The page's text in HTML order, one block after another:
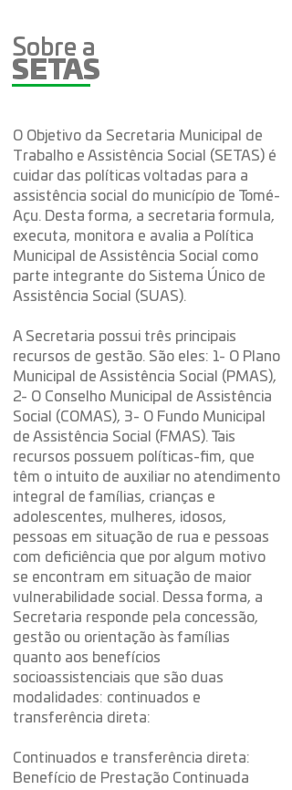
Sobre a
SETAS
O Objetivo da Secretaria Municipal de
Trabalho e Assistência Social (SETAS) é
cuidar das políticas voltadas para a
assistência social do município de Tomé-
Açu. Desta forma, a secretaria formula,
executa, monitora e avalia a Política
Municipal de Assistência Social como
parte integrante do Sistema Único de
Assistência Social (SUAS).
A Secretaria possui três principais
recursos de gestão. São eles: 1- O Plano
Municipal de Assistência Social (PMAS),
2- O Conselho Municipal de Assistência
Social (COMAS), 3- O Fundo Municipal
de Assistência Social (FMAS). Tais
recursos possuem políticas-fim, que
têm o intuito de auxiliar no atendimento
integral de famílias, crianças e
adolescentes, mulheres, idosos,
pessoas em situação de rua e pessoas
com deficiência que por algum motivo
se encontram em situação de maior
vulnerabilidade social. Dessa forma, a
Secretaria responde pela concessão,
gestão ou orientação às famílias
quanto aos benefícios
socioassistenciais que são duas
modalidades: continuados e
transferência direta:
Continuados e transferência direta:
Benefício de Prestação Continuada